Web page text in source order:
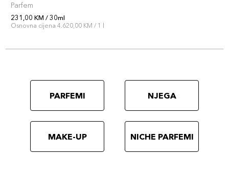
Parfem
231,00 KM / 30ml
Osnovna cijena 4.620,00 KM / 1 l
PARFEMI NJEGA
MAKE-UP NICHE PARFEMI